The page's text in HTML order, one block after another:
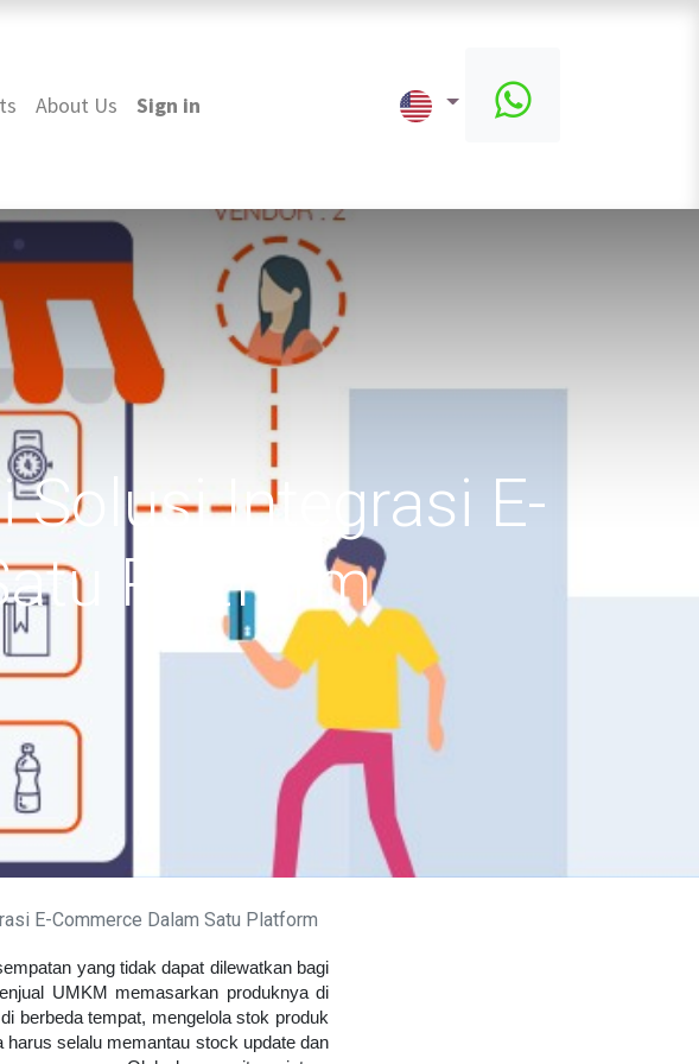
About Us Sign in
Solusi Integrasi E-
Platform
E-Commerce Dalam Satu Platform
yang tidak dapat dilewatkan bagi
UMKM memasarkan produknya di
berbeda tempat, mengelola stok produk
selalu memantau stock update dan